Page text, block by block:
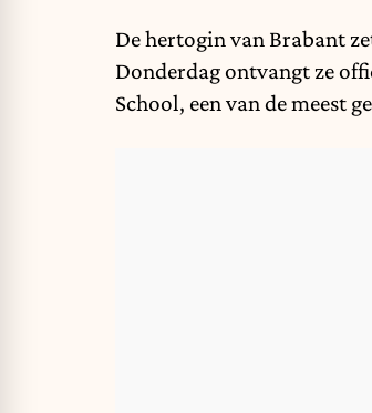
De hertogin van Brabant
Donderdag ontvangt ze
School, een van de meest